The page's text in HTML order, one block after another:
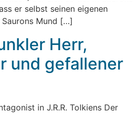
er selbst seinen eigenen
Saurons Mund […]
Herr,
und gefallener
in J.R.R. Tolkiens Der